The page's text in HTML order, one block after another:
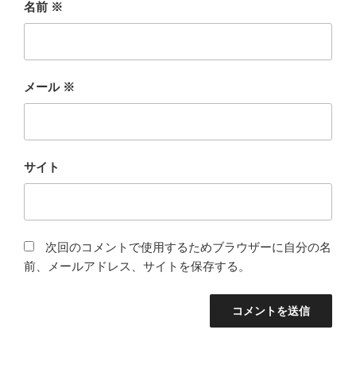
名前 ※
メール ※
サイト
次回のコメントで使用するためブラウザーに自分の名
前、メールアドレス、サイトを保存する。